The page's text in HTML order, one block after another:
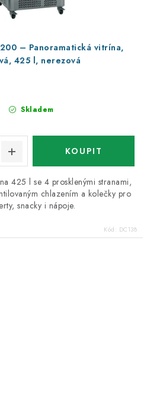
200 – Panoramatická vitrína,
425 l, nerezová
Skladem
425 l se 4 prosklenými stranami,
chlazením a kolečky pro
snacky i nápoje.
Kód: DC138